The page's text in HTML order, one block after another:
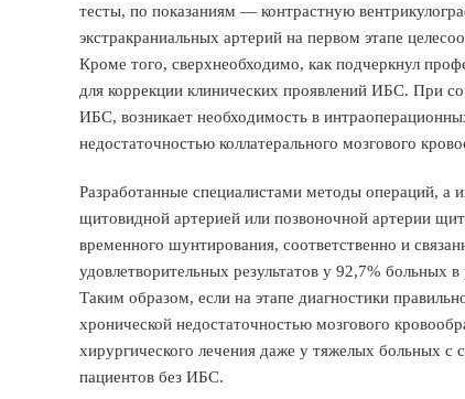
тесты, по показаниям — контрастную
экстракраниальных артерий на первом этапе
Кроме того, сверхнеобходимо, как подчеркнул
для коррекции клинических проявлений ИБС. При
ИБС, возникает необходимость в
недостаточностью коллатерального мозгового
Разработанные специалистами методы операций, а
щитовидной артерией или позвоночной артерии
временного шунтирования, соответственно и
удовлетворительных результатов у 92,7% больных
Таким образом, если на этапе диагностики
хронической недостаточностью мозгового
хирургического лечения даже у тяжелых больных
пациентов без ИБС.